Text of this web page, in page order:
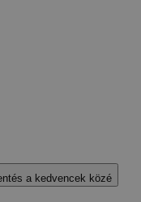
a kedvencek közé